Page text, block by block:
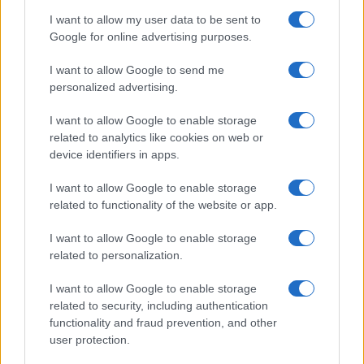
I want to allow my user data to be sent to
Google for online advertising purposes.
I want to allow Google to send me
personalized advertising.
I want to allow Google to enable storage
related to analytics like cookies on web or
device identifiers in apps.
I want to allow Google to enable storage
related to functionality of the website or app.
I want to allow Google to enable storage
related to personalization.
I want to allow Google to enable storage
related to security, including authentication
functionality and fraud prevention, and other
user protection.
strano che questa serie esca proprio ora.
, e con questo per ora
chiudiamo. Chi scrive il 3 luglio del 2011 c’era
svenuto per una bomba cartaesplosa all’altezza
del suo viso, un capo-squadra che sembrava
ed ore l’assalto di gente assatanata ed armata fino
ai denti, terroristi veri, non manifestanti. Ma la
serie tv ha addirittura inventato un ferito grave tra
i manifestanti, individuo che sarebbe stato ferito
dai poliziotti del Reparto Mobile di Roma creando
altro odio nei nostri confronti. Ma non è vero
niente. Non è mai successo. Qui allora bisogna
mettersi d’accordo: o la serie tv è finzione, ed